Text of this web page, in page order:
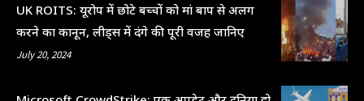
UK ROITS: यूरोप में छोटे बच्चों को मां बाप से अलग
करने का कानून, लीड्स में दंगे की पूरी वजह जानिए
July 20, 2024